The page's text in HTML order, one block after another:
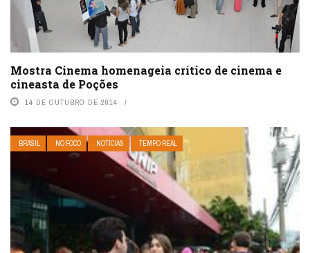
Mostra Cinema homenageia crítico de cinema e
cineasta de Poções
14 DE OUTUBRO DE 2014
BRASIL NO FOCO NOTÍCIAS TEMPO REAL